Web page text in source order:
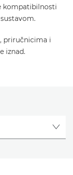
kompatibilnosti
priručnicima i
iznad.